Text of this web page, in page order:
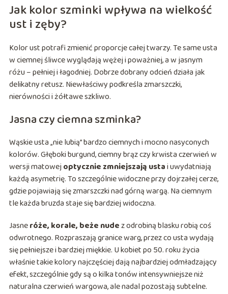
Jak kolor szminki wpływa na wielkość
ust i zęby?
Kolor ust potrafi zmienić proporcje całej twarzy. Te same usta
w ciemnej śliwce wyglądają wężej i poważniej, a w jasnym
różu – pełniej i łagodniej. Dobrze dobrany odcień działa jak
delikatny retusz. Niewłaściwy podkreśla zmarszczki,
nierówności i żółtawe szkliwo.
Jasna czy ciemna szminka?
Wąskie usta „nie lubią” bardzo ciemnych i mocno nasyconych
kolorów. Głęboki burgund, ciemny brąz czy krwista czerwień w
wersji matowejoptycznie zmniejszają ustai uwydatniają
każdą asymetrię. To szczególnie widoczne przy dojrzałej cerze,
gdzie pojawiają się zmarszczki nad górną wargą. Na ciemnym
tle każda bruzda staje się bardziej widoczna.
Jasneróże, korale, beże nudez odrobiną blasku robią coś
odwrotnego. Rozpraszają granice warg, przez co usta wydają
się pełniejsze i bardziej miękkie. U kobiet po 50. roku życia
właśnie takie kolory najczęściej dają najbardziej odmładzający
efekt, szczególnie gdy są o kilka tonów intensywniejsze niż
naturalna czerwień wargowa, ale nadal pozostają subtelne.